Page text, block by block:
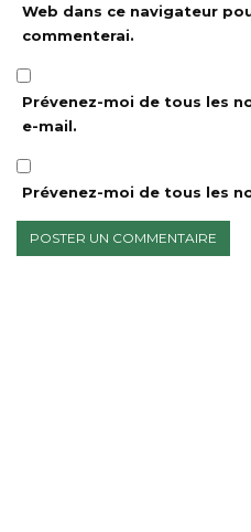
Web dans ce navigateur
commenterai.
Prévenez-moi de tous les
e-mail.
Prévenez-moi de tous les